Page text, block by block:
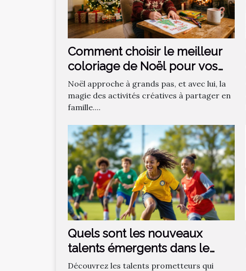
Comment choisir le meilleur
coloriage de Noël pour vos
enfants ?
Noël approche à grands pas, et avec lui, la
magie des activités créatives à partager en
famille....
Quels sont les nouveaux
talents émergents dans le
football régional ?
Découvrez les talents prometteurs qui